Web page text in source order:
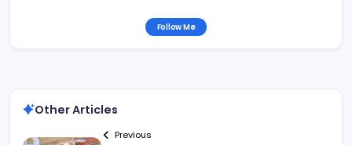
Follow Me
Other Articles
Previous